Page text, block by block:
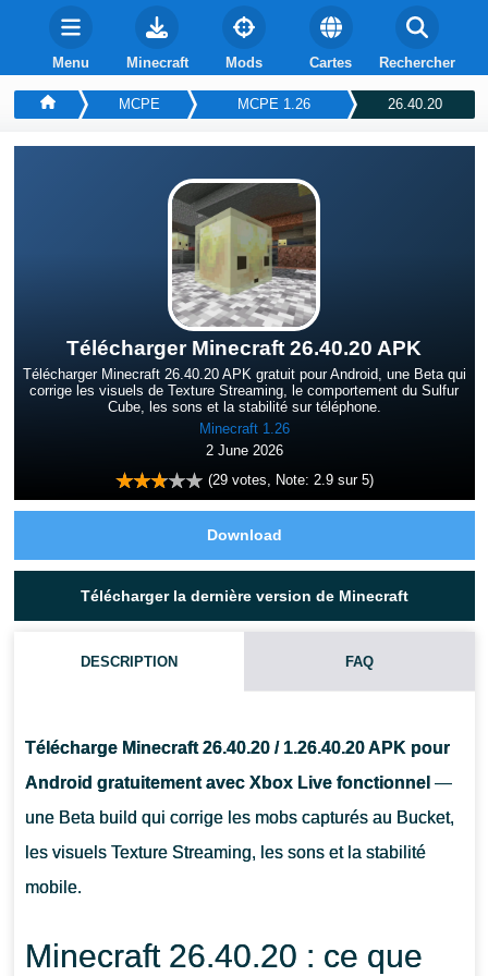
Menu Minecraft Mods Cartes Rechercher
MCPE MCPE 1.26 26.40.20
Télécharger Minecraft 26.40.20 APK
Télécharger Minecraft 26.40.20 APK gratuit pour Android, une Beta qui
corrige les visuels de Texture Streaming, le comportement du Sulfur
Cube, les sons et la stabilité sur téléphone.
Minecraft 1.26
2 June 2026
(29votes, Note: 2.9sur 5)
Download
Télécharger la dernière version de Minecraft
DESCRIPTION FAQ
Télécharge Minecraft 26.40.20 / 1.26.40.20 APK pour
Android gratuitement avec Xbox Live fonctionnel —
une Beta build qui corrige les mobs capturés au Bucket,
les visuels Texture Streaming, les sons et la stabilité
mobile.
Minecraft 26.40.20 : ce que